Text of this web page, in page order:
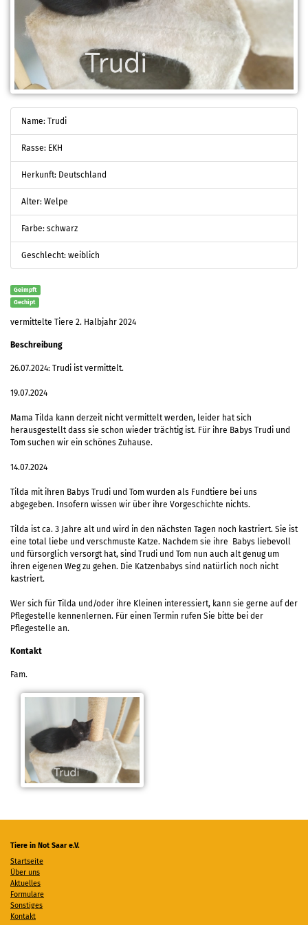
Name: Trudi
Rasse: EKH
Herkunft: Deutschland
Alter: Welpe
Farbe: schwarz
Geschlecht: weiblich
Geimpft
Gechipt
vermittelte Tiere 2. Halbjahr 2024
Beschreibung
26.07.2024: Trudi ist vermittelt.
19.07.2024
Mama Tilda kann derzeit nicht vermittelt werden, leider hat sich
herausgestellt dass sie schon wieder trächtig ist. Für ihre Babys Trudi und
Tom suchen wir ein schönes Zuhause.
14.07.2024
Tilda mit ihren Babys Trudi und Tom wurden als Fundtiere bei uns
abgegeben. Insofern wissen wir über ihre Vorgeschichte nichts.
Tilda ist ca. 3 Jahre alt und wird in den nächsten Tagen noch kastriert. Sie ist
eine total liebe und verschmuste Katze. Nachdem sie ihre Babys liebevoll
und fürsorglich versorgt hat, sind Trudi und Tom nun auch alt genug um
ihren eigenen Weg zu gehen. Die Katzenbabys sind natürlich noch nicht
kastriert.
Wer sich für Tilda und/oder ihre Kleinen interessiert, kann sie gerne auf der
Pflegestelle kennenlernen. Für einen Termin rufen Sie bitte bei der
Pflegestelle an.
Kontakt
Fam.
Tiere in Not Saar e.V.
Startseite
Über uns
Aktuelles
Formulare
Sonstiges
Kontakt